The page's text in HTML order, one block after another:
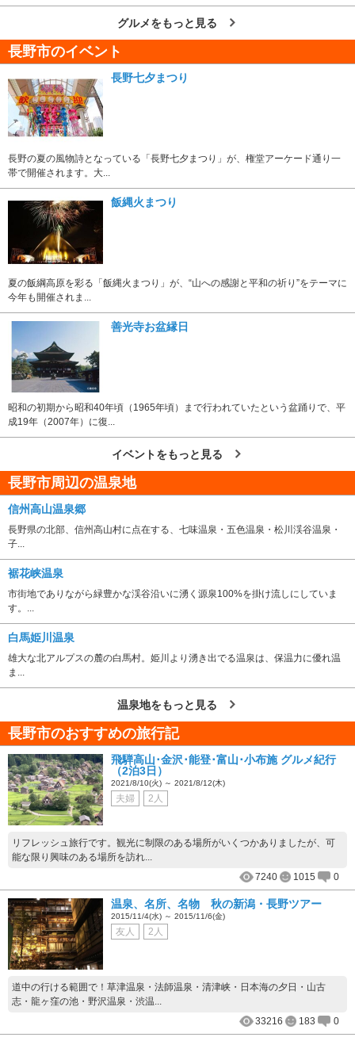
グルメをもっと見る
長野市のイベント
長野七夕まつり
長野の夏の風物詩となっている「長野七夕まつり」が、権堂アーケード通り一
帯で開催されます。大...
飯縄火まつり
夏の飯綱高原を彩る「飯縄火まつり」が、“山への感謝と平和の祈り”をテーマに
今年も開催されま...
善光寺お盆縁日
昭和の初期から昭和40年頃（1965年頃）まで行われていたという盆踊りで、平
成19年（2007年）に復...
イベントをもっと見る
長野市周辺の温泉地
信州高山温泉郷
長野県の北部、信州高山村に点在する、七味温泉・五色温泉・松川渓谷温泉・
子...
裾花峡温泉
市街地でありながら緑豊かな渓谷沿いに湧く源泉100%を掛け流しにしていま
す。...
白馬姫川温泉
雄大な北アルプスの麓の白馬村。姫川より湧き出でる温泉は、保温力に優れ温
ま...
温泉地をもっと見る
長野市のおすすめの旅行記
飛騨高山･金沢･能登･富山･小布施 グルメ紀行
（2泊3日）
2021/8/10(火) ～ 2021/8/12(木)
夫婦 2人
リフレッシュ旅行です。観光に制限のある場所がいくつかありましたが、可
能な限り興味のある場所を訪れ...
7240
1015 0
温泉、名所、名物 秋の新潟・長野ツアー
2015/11/4(水) ～ 2015/11/6(金)
友人 2人
道中の行ける範囲で！草津温泉・法師温泉・清津峡・日本海の夕日・山古
志・龍ヶ窪の池・野沢温泉・渋温...
33216
183 0